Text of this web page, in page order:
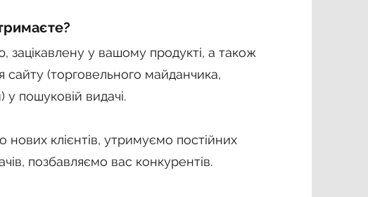
зацікавлену у вашому продукті, а також
сайту (торговельного майданчика,
у пошуковій видачі.
нових клієнтів, утримуємо постійних
позбавляємо вас конкурентів.